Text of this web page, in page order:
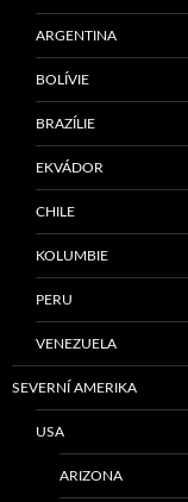
ARGENTINA
BOLÍVIE
BRAZÍLIE
EKVÁDOR
CHILE
KOLUMBIE
PERU
VENEZUELA
SEVERNÍ AMERIKA
USA
ARIZONA